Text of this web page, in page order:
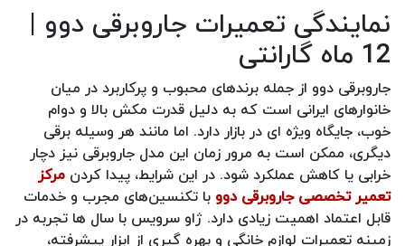
نمایندگی تعمیرات جاروبرقی دوو |
12 ماه گارانتی
جاروبرقی دوو از جمله برندهای محبوب و پرکاربرد در میان
خانوارهای ایرانی است که به دلیل قدرت مکش بالا و دوام
خوب، جایگاه ویژه‌ ای در بازار دارد. اما مانند هر وسیله‌ برقی
دیگری، ممکن است به مرور زمان این مدل جاروبرقی نیز دچار
خرابی یا کاهش عملکرد شود. در این شرایط، پیدا کردن مرکز
تعمیر تخصصی جاروبرقی دوو با تکنسین‌های مجرب و خدمات
قابل اعتماد اهمیت زیادی دارد. ژاو سرویس با سال‌ ها تجربه در
زمینه‌ تعمیرات لوازم خانگی و بهره‌ گیری از ابزار پیشرفته،